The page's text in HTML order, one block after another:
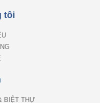
tôi
BIỆT THỰ